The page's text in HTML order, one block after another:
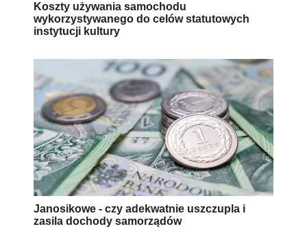
Koszty używania samochodu
wykorzystywanego do celów statutowych
instytucji kultury
Janosikowe - czy adekwatnie uszczupla i
zasila dochody samorządów